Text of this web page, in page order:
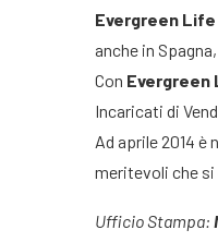
Evergreen
anche in
Con Evergreen
Incaricati di
Ad aprile 2014 è
meritevoli che
Ufficio Stampa: